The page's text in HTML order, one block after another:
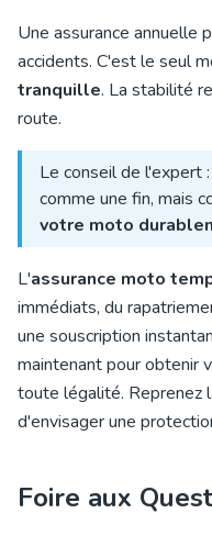
Une assurance annuelle
accidents. C'est le seul
tranquille. La stabilité
route.
Le conseil de l'expert
comme une fin, mais
votre moto
L'assurance moto
immédiats, du
une souscription
maintenant pour obtenir
toute légalité. Reprenez
d'envisager une
Foire aux